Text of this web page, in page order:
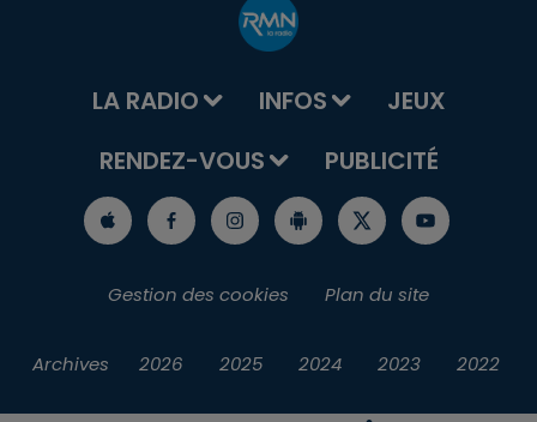
LA RADIO INFOS
JEUX
RENDEZ-VOUS
PUBLICITÉ
Gestion des cookies Plan du site
Archives 2026 2025 2024 2023 2022